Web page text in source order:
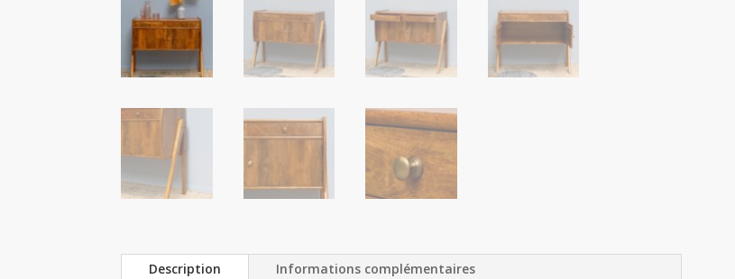
Description Informations complémentaires